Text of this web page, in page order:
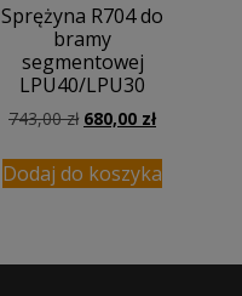
Sprężyna R704 do
bramy
segmentowej
LPU40/LPU30
743,00zł Pierwotna
wynosiła:
743,00 zł.
680,00 złAktualna
wynosi:
680,00 zł.
Dodaj do koszyka